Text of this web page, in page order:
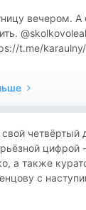
вечером. А
t.me/
цифрой
а также
с